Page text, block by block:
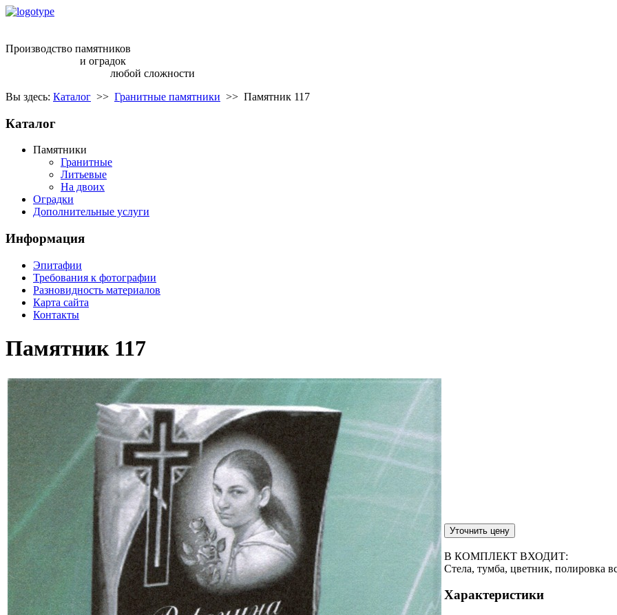
Производство памятников
и оградок
любой сложности
Вы здесь: Каталог >> Гранитные памятники >> Памятник 117
Каталог
Памятники
Гранитные
Литьевые
На двоих
Оградки
Дополнительные услуги
Информация
Эпитафии
Требования к фотографии
Разновидность материалов
Карта сайта
Контакты
Памятник 117
В КОМПЛЕКТ ВХОДИТ:
Стела, тумба, цветник, полировка
Характеристики